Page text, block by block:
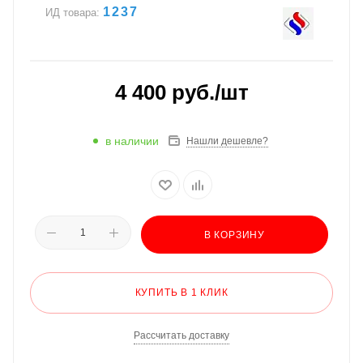
ИД товара: 1237
4 400руб./шт
в наличии Нашли дешевле?
В КОРЗИНУ
КУПИТЬ В 1 КЛИК
Рассчитать доставку